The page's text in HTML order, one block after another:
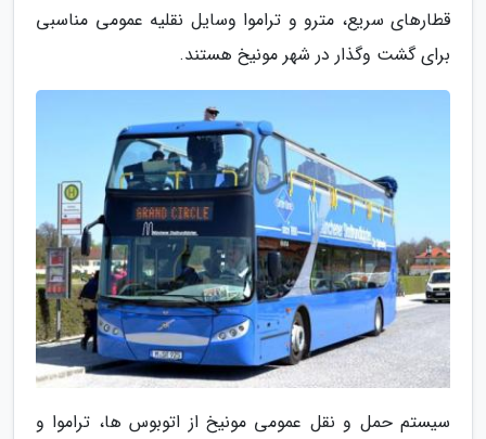
قطارهای سریع، مترو و تراموا وسایل نقلیه عمومی مناسبی
برای گشت وگذار در شهر مونیخ هستند.
سیستم حمل و نقل عمومی مونیخ از اتوبوس ها، تراموا و